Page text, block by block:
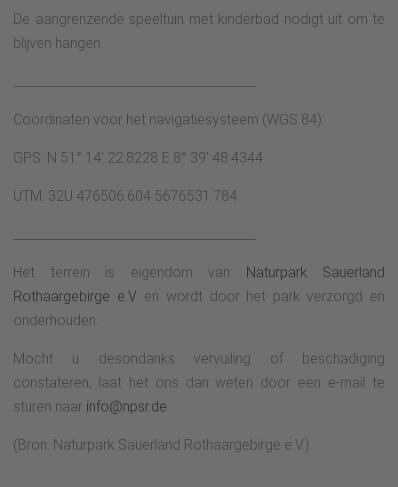
De aangrenzende speeltuin met kinderbad nodigt uit om te
blijven hangen.
Coördinaten voor het navigatiesysteem (WGS 84):
GPS: N 51° 14' 22.8228 E 8° 39' 48.4344
UTM: 32U 476506.604 5676531.784
Het terrein is eigendom van Naturpark Sauerland
Rothaargebirge e.V. en wordt door het park verzorgd en
onderhouden.
Mocht u desondanks vervuiling of beschadiging
constateren, laat het ons dan weten door een e-mail te
sturen naar info@npsr.de.
(Bron: Naturpark Sauerland Rothaargebirge e.V.)